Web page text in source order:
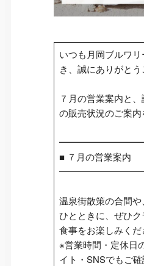
いつも月岡ブルワ
き、誠にありがとう
７月の営業案内と
の販売状況のご案内
■ ７月の営業案内
温泉街散策の合間
ひとときに、ぜひ
食事をお楽しみくだ
※営業時間・定休日
イト・SNSでもご